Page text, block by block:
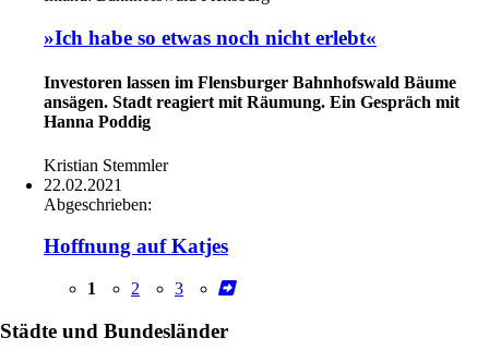
»Ich habe so etwas noch nicht erlebt«
Investoren lassen im Flensburger Bahnhofswald Bäume
ansägen. Stadt reagiert mit Räumung. Ein Gespräch mit
Hanna Poddig
Kristian Stemmler
22.02.2021
Abgeschrieben:
Hoffnung auf Katjes
1 2 3
Städte und Bundesländer